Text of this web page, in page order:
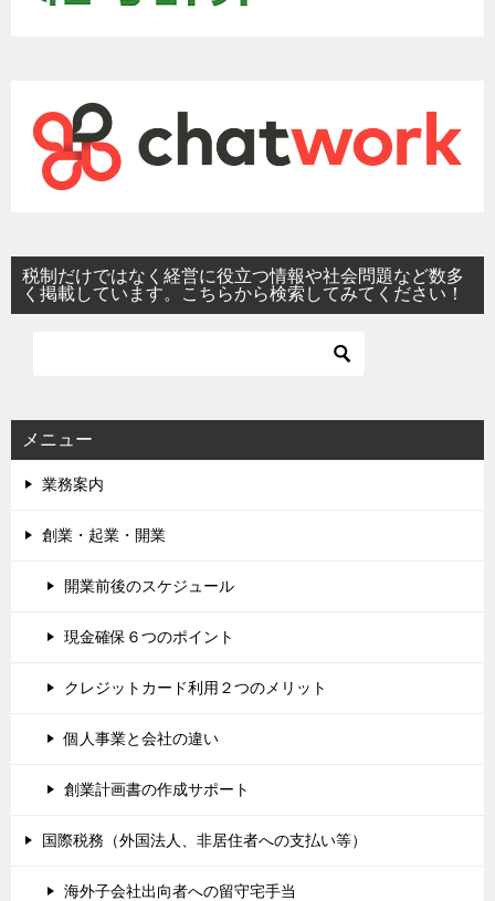
税制だけではなく経営に役立つ情報や社会問題など数多
く掲載しています。こちらから検索してみてください！
メニュー
業務案内
創業・起業・開業
開業前後のスケジュール
現金確保６つのポイント
クレジットカード利用２つのメリット
個人事業と会社の違い
創業計画書の作成サポート
国際税務（外国法人、非居住者への支払い等）
海外子会社出向者への留守宅手当